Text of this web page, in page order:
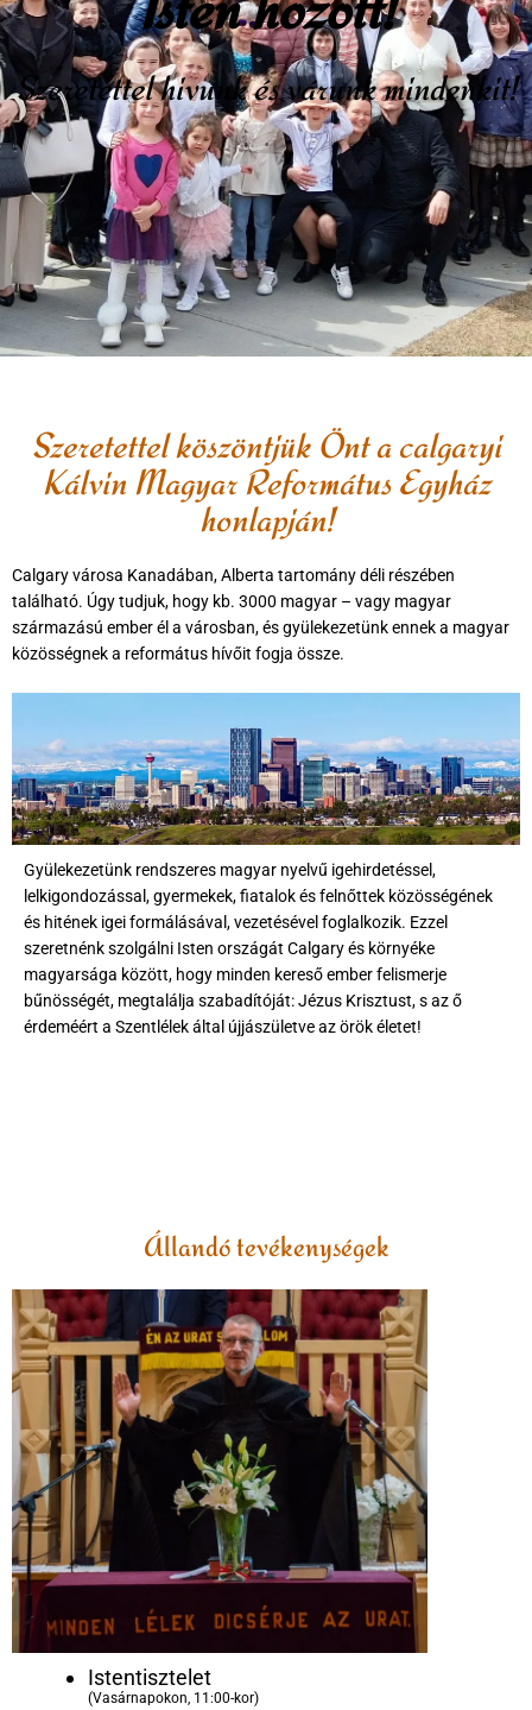
Szeretettel hivunk és várunk mindenkit!
Szeretettel köszöntjük Önt a calgaryi
Kálvin Magyar Református Egyház
honlapján!
Calgary városa Kanadában, Alberta tartomány déli részében
található. Úgy tudjuk, hogy kb. 3000 magyar – vagy magyar
származású ember él a városban, és gyülekezetünk ennek a magyar
közösségnek a református hívőit fogja össze.
Gyülekezetünk rendszeres magyar nyelvű igehirdetéssel,
lelkigondozással, gyermekek, fiatalok és felnőttek közösségének
és hitének igei formálásával, vezetésével foglalkozik. Ezzel
szeretnénk szolgálni Isten országát Calgary és környéke
magyarsága között, hogy minden kereső ember felismerje
bűnösségét, megtalálja szabadítóját: Jézus Krisztust, s az ő
érdeméért a Szentlélek által újjászületve az örök életet!
Állandó tevékenységek
Istentisztelet
(Vasárnapokon, 11:00-kor)